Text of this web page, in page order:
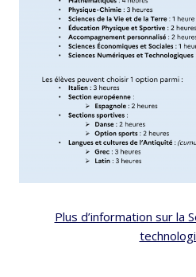
Plus d’information sur la